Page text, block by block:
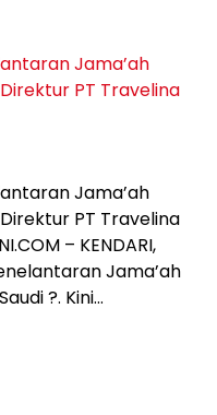
Jama’ah
PT Travelina
Jama’ah
PT Travelina
– KENDARI,
Jama’ah
?. Kini…